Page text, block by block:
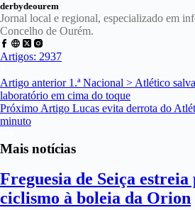
derbydeourem
Jornal local e regional, especializado em
Concelho de Ourém.
Artigos: 2937
Artigo anterior 1.ª Nacional > Atlético
laboratório em cima do toque
Próximo Artigo Lucas evita derrota do
minuto
Mais notícias
Freguesia de Seiça estreia
ciclismo à boleia da Orion